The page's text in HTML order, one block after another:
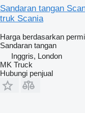
Sandaran tangan
truk Scania
Harga berdasarkan
Sandaran tangan
Inggris, London
MK Truck
Hubungi penjual